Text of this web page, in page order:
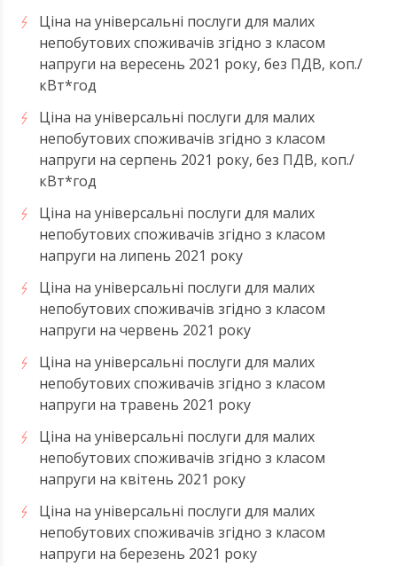
Ціна на універсальні послуги для малих
непобутових споживачів згідно з класом
напруги на вересень 2021 року, без ПДВ, коп./
кВт*год
Ціна на універсальні послуги для малих
непобутових споживачів згідно з класом
напруги на серпень 2021 року, без ПДВ, коп./
кВт*год
Ціна на універсальні послуги для малих
непобутових споживачів згідно з класом
напруги на липень 2021 року
Ціна на універсальні послуги для малих
непобутових споживачів згідно з класом
напруги на червень 2021 року
Ціна на універсальні послуги для малих
непобутових споживачів згідно з класом
напруги на травень 2021 року
Ціна на універсальні послуги для малих
непобутових споживачів згідно з класом
напруги на квітень 2021 року
Ціна на універсальні послуги для малих
непобутових споживачів згідно з класом
напруги на березень 2021 року